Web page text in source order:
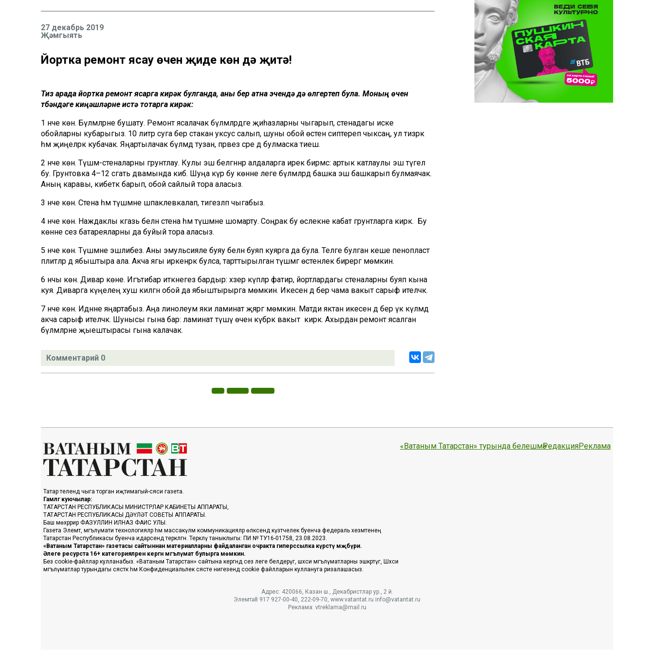
27 декабрь 2019
Җәмгыять
Йортка ремонт ясау өчен җиде көн дә җитә!
Тиз арада йортка ремонт ясарга кирәк булганда, аны бер атна эчендә дә өлгертеп була. Моның өчен
түбәндәге киңәшләрне истә тотарга кирәк:
1 нче көн. Бүлмәләрне бушату. Ремонт ясалачак бүлмәләрдәге җиһазларны чыгарып, стенадагы иске
обойларны кубарыгыз. 10 литр суга бер стакан уксус салып, шуны обой өстенә сиптереп чыксаң, ул тизрәк
һәм җиңелрәк кубачак. Яңартылачак бүлмәдә тузан, пәрәвез әсәре дә булмаска тиеш.
2 нче көн. Түшәм-стеналарны грунтлау. Кулы эш белгәннәр алдаларга ирек бирмәс: артык катлаулы эш түгел
бу. Грунтовка 4–12 сәгать дәвамында кибә. Шуңа күрә бу көнне әлеге бүлмәләрдә башка эш башкарып булмаячак.
Аның каравы, кибеткә барып, обой сайлый тора аласыз.
3 нче көн. Стена һәм түшәмне шпаклевкалап, тигезләп чыгабыз.
4 нче көн. Наждаклы кәгазь белән стена һәм түшәмне шомарту. Соңрак бу өслекне кабат грунтларга кирәк. Бу
көнне сез батареяларны да буйый тора аласыз.
5 нче көн. Түшәмне эшлибез. Аны эмульсияле буяу белән буяп куярга да була. Теләге булган кеше пенопласт
плитәләр дә ябыштыра ала. Акча ягы иркенрәк булса, тарттырылган түшәмгә өстенлек бирергә мөмкин.
6 нчы көн. Дивар көне. Игътибар иткәнегез бардыр: хәзер күпләр фатир, йортлардагы стеналарны буяп кына
куя. Диварга күңелеңә хуш килгән обой да ябыштырырга мөмкин. Икесенә дә бер чама вакыт сарыф ителәчәк.
7 нче көн. Идәнне яңартабыз. Аңа линолеум яки ламинат җәяргә мөмкин. Матди яктан икесенә дә бер үк күләмдә
акча сарыф ителәчәк. Шунысы гына бар: ламинат түшәү өчен күбрәк вакыт кирәк. Ахырдан ремонт ясалган
бүлмәләрне җыештырасы гына калачак.
Комментарий 0
Татар телендә чыга торган иҗтимагый-сәяси газета.
Гамәлгә куючылар:
ТАТАРСТАН РЕСПУБЛИКАСЫ МИНИСТРЛАР КАБИНЕТЫ АППАРАТЫ,
ТАТАРСТАН РЕСПУБЛИКАСЫ ДӘҮЛӘТ СОВЕТЫ АППАРАТЫ.
Баш мөхәррир ФАЗУЛЛИН ИЛНАЗ ФАИС УЛЫ.
Газета Элемтә, мәгълүмати технологияләр һәм массакүләм коммуникацияләр өлкәсендә күзәтчелек буенча федераль хезмәтенең
Татарстан Республикасы буенча идарәсендә теркәлгән. Теркәлү таныклыгы: ПИ № ТУ16-01758, 23.08.2023.
«Ватаным Татарстан» газетасы сайтыннан материалларны файдаланган очракта гиперссылка күрсәтү мәҗбүри.
Әлеге ресурста 16+ категорияләренә кергән мәгълүмат булырга мөмкин.
Без cookie-файллар кулланабыз. «Ватаным Татарстан» сайтына кергәндә сез әлеге белдерүгә, шәхси мәгълүматларны эшкәртүгә, Шәхси
мәгълүматлар турындагы сәясәткә һәм Конфиденциальлек сәясәте нигезендә cookie файлларын куллануга ризалашасыз.
«Ватаным Татарстан» турында белешмәРедакцияРеклама
Адрес: 420066, Казан ш., Декабристлар ур., 2 й.
Элемтә: 8 917 927-00-40, 222-09-70, www.vatantat.ru info@vatantat.ru
Реклама: vtreklama@mail.ru